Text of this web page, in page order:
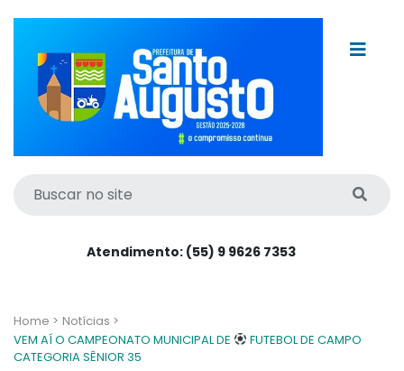
Atendimento: (55) 9 9626 7353
Home > Notícias >
VEM AÍ O CAMPEONATO MUNICIPAL DE
FUTEBOL DE CAMPO
CATEGORIA SÊNIOR 35